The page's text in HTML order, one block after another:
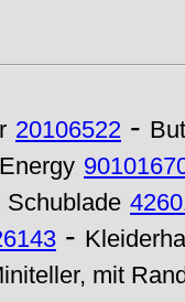
20106522 -
Schublade
-
mit